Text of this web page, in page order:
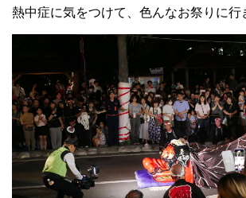
熱中症に気をつけて、色んなお祭りに行